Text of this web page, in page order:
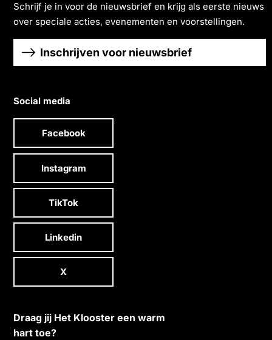
Schrĳf je in voor de nieuwsbrief en krĳg als eerste nieuws
over speciale acties, evenementen en voorstellingen.
Inschrijven voor nieuwsbrief
Social media
Facebook
Instagram
TikTok
Linkedin
X
Draag jij Het Klooster een warm
hart toe?